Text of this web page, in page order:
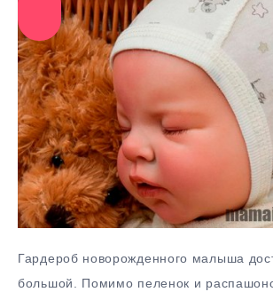
Гардероб новорожденного малыша
большой. Помимо пеленок и